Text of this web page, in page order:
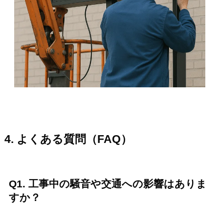
4. よくある質問（FAQ）
Q1. 工事中の騒音や交通への影響はありま
すか？